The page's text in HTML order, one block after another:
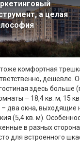
а целая
комфортная
дешевле.
здесь больше
– 18,4 кв. м, 15
– два окна, выходящие
(5,4 кв. м).
в разных
для встроенного